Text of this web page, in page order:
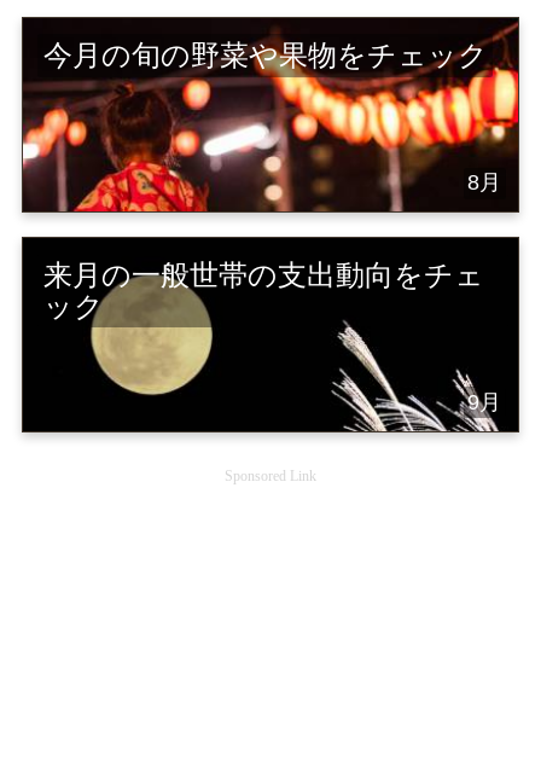
今月の旬の野菜や果物をチェック
8月
来月の一般世帯の支出動向をチェ
ック
9月
Sponsored Link